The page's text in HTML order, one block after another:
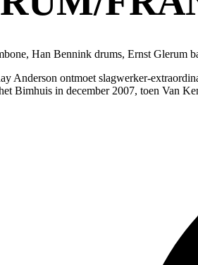
Han Bennink drums, Ernst Glerum
Anderson ontmoet slagwerker-
Bimhuis in december 2007, toen Van